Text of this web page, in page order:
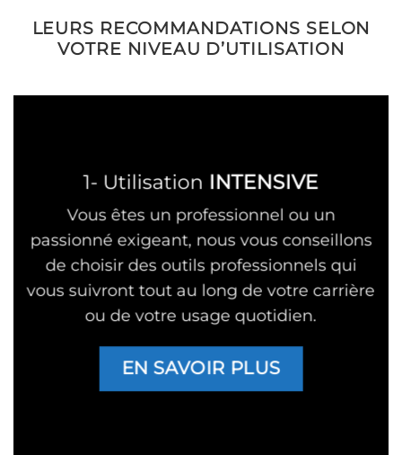
LEURS RECOMMANDATIONS SELON
VOTRE NIVEAU D’UTILISATION
1- Utilisation INTENSIVE
Vous êtes un professionnel ou un
passionné exigeant, nous vous conseillons
de choisir des outils professionnels qui
vous suivront tout au long de votre carrière
ou de votre usage quotidien.
EN SAVOIR PLUS